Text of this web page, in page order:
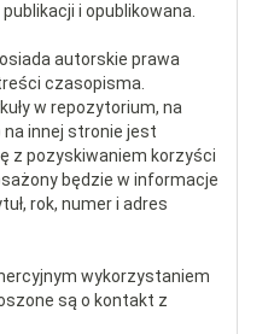
i opublikowana.
autorskie prawa
czasopisma.
w repozytorium, na
innej stronie jest
z pozyskiwaniem korzyści
będzie w informacje
rok, numer i adres
wykorzystaniem
są o kontakt z